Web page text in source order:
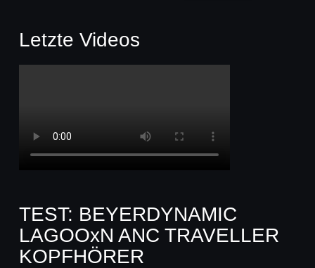
Letzte Videos
TEST: BEYERDYNAMIC
LAGOOxN ANC TRAVELLER
KOPFHÖRER